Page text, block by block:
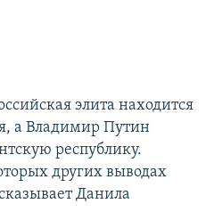
элита находится
а Владимир Путин
республику.
других выводах
Данила